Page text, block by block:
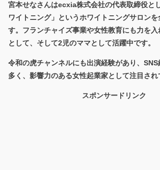
宮本せなさんはecxia株式会社の代表取締役と
ワイトニング」というホワイトニングサロンを
す。フランチャイズ事業や女性教育にも力を
として、そして2児のママとして活躍中です。
令和の虎チャンネルにも出演経験があり、
多く、影響力のある女性起業家として注目され
スポンサードリンク